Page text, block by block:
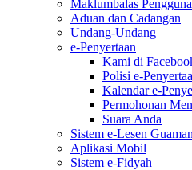
Maklumbalas Pengguna
Aduan dan Cadangan
Undang-Undang
e-Penyertaan
Kami di
Polisi e-
Kalendar e-
Permohonan
Suara Anda
Sistem e-Lesen Guaman
Aplikasi Mobil
Sistem e-Fidyah